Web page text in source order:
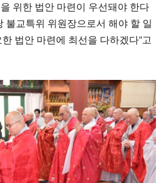
위한 법안 마련이 우선돼야 한다
불교특위 위원장으로서 해야 할 일
법안 마련에 최선을 다하겠다”고